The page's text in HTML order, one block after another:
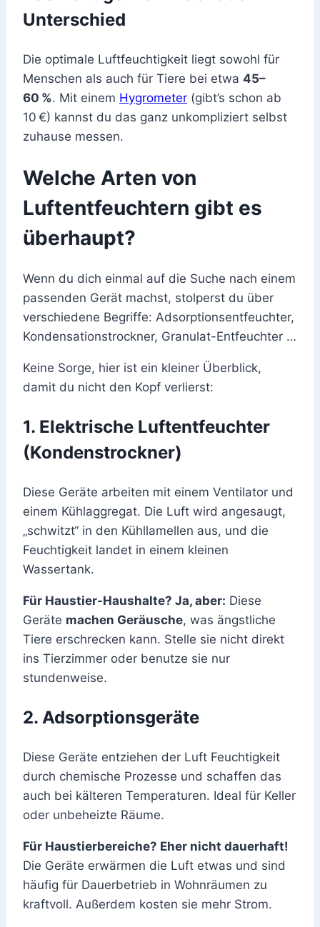
Unterschied
Die optimale Luftfeuchtigkeit liegt sowohl für
Menschen als auch für Tiere bei etwa 45–
60 %. Mit einem Hygrometer (gibt’s schon ab
10 €) kannst du das ganz unkompliziert selbst
zuhause messen.
Welche Arten von
Luftentfeuchtern gibt es
überhaupt?
Wenn du dich einmal auf die Suche nach einem
passenden Gerät machst, stolperst du über
verschiedene Begriffe: Adsorptionsentfeuchter,
Kondensationstrockner, Granulat-Entfeuchter …
Keine Sorge, hier ist ein kleiner Überblick,
damit du nicht den Kopf verlierst:
1. Elektrische Luftentfeuchter
(Kondenstrockner)
Diese Geräte arbeiten mit einem Ventilator und
einem Kühlaggregat. Die Luft wird angesaugt,
„schwitzt“ in den Kühllamellen aus, und die
Feuchtigkeit landet in einem kleinen
Wassertank.
Für Haustier-Haushalte? Ja, aber: Diese
Geräte machen Geräusche, was ängstliche
Tiere erschrecken kann. Stelle sie nicht direkt
ins Tierzimmer oder benutze sie nur
stundenweise.
2. Adsorptionsgeräte
Diese Geräte entziehen der Luft Feuchtigkeit
durch chemische Prozesse und schaffen das
auch bei kälteren Temperaturen. Ideal für Keller
oder unbeheizte Räume.
Für Haustierbereiche? Eher nicht dauerhaft!
Die Geräte erwärmen die Luft etwas und sind
häufig für Dauerbetrieb in Wohnräumen zu
kraftvoll. Außerdem kosten sie mehr Strom.